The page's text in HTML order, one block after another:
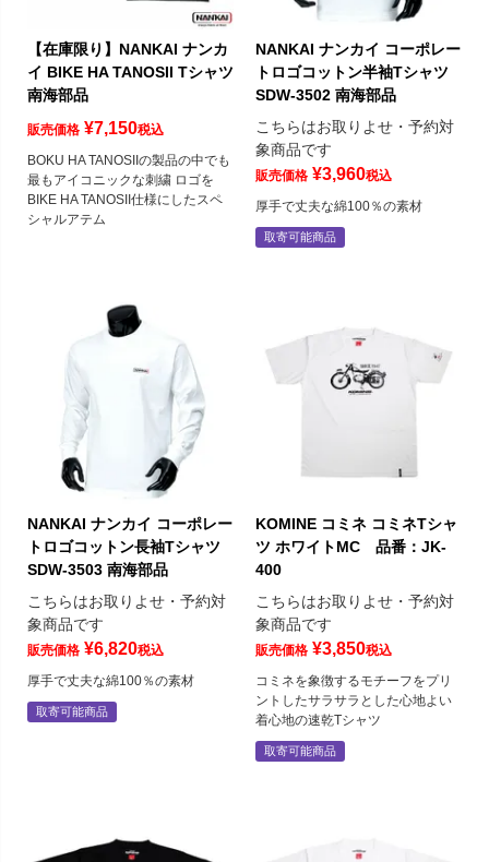
【在庫限り】NANKAI ナンカ
イ BIKE HA TANOSII Tシャツ
南海部品
販売価格 ¥7,150税込
BOKU HA TANOSIIの製品の中でも
最もアイコニックな刺繍 ロゴを
BIKE HA TANOSII仕様にしたスペ
シャルアテム
NANKAI ナンカイ コーポレー
トロゴコットン半袖Tシャツ
SDW-3502 南海部品
こちらはお取りよせ・予約対
象商品です
販売価格 ¥3,960税込
厚手で丈夫な綿100％の素材
取寄可能商品
NANKAI ナンカイ コーポレー
トロゴコットン長袖Tシャツ
SDW-3503 南海部品
こちらはお取りよせ・予約対
象商品です
販売価格 ¥6,820税込
厚手で丈夫な綿100％の素材
取寄可能商品
KOMINE コミネ コミネTシャ
ツ ホワイトMC 品番：JK-
400
こちらはお取りよせ・予約対
象商品です
販売価格 ¥3,850税込
コミネを象徴するモチーフをプリ
ントしたサラサラとした心地よい
着心地の速乾Tシャツ
取寄可能商品